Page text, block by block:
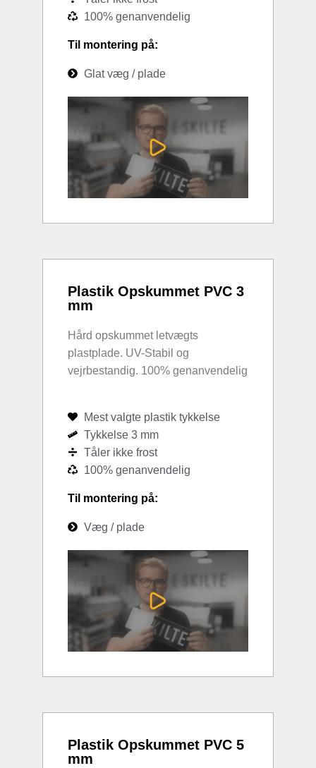
100% genanvendelig
Til montering på:
Glat væg / plade
Plastik Opskummet PVC 3
mm
Hård opskummet letvægts
plastplade. UV-Stabil og
vejrbestandig. 100% genanvendelig
Mest valgte plastik tykkelse
Tykkelse 3 mm
Tåler ikke frost
100% genanvendelig
Til montering på:
Væg / plade
Plastik Opskummet PVC 5
mm